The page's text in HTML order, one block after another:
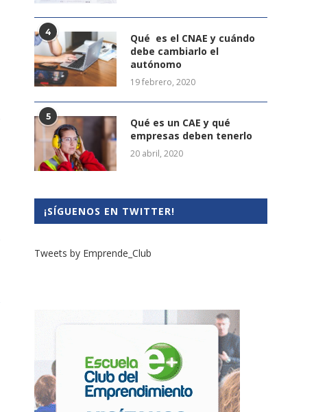
4
Qué es el CNAE y cuándo
debe cambiarlo el
autónomo
19 febrero, 2020
5
Qué es un CAE y qué
empresas deben tenerlo
20 abril, 2020
¡SÍGUENOS EN TWITTER!
Tweets by Emprende_Club